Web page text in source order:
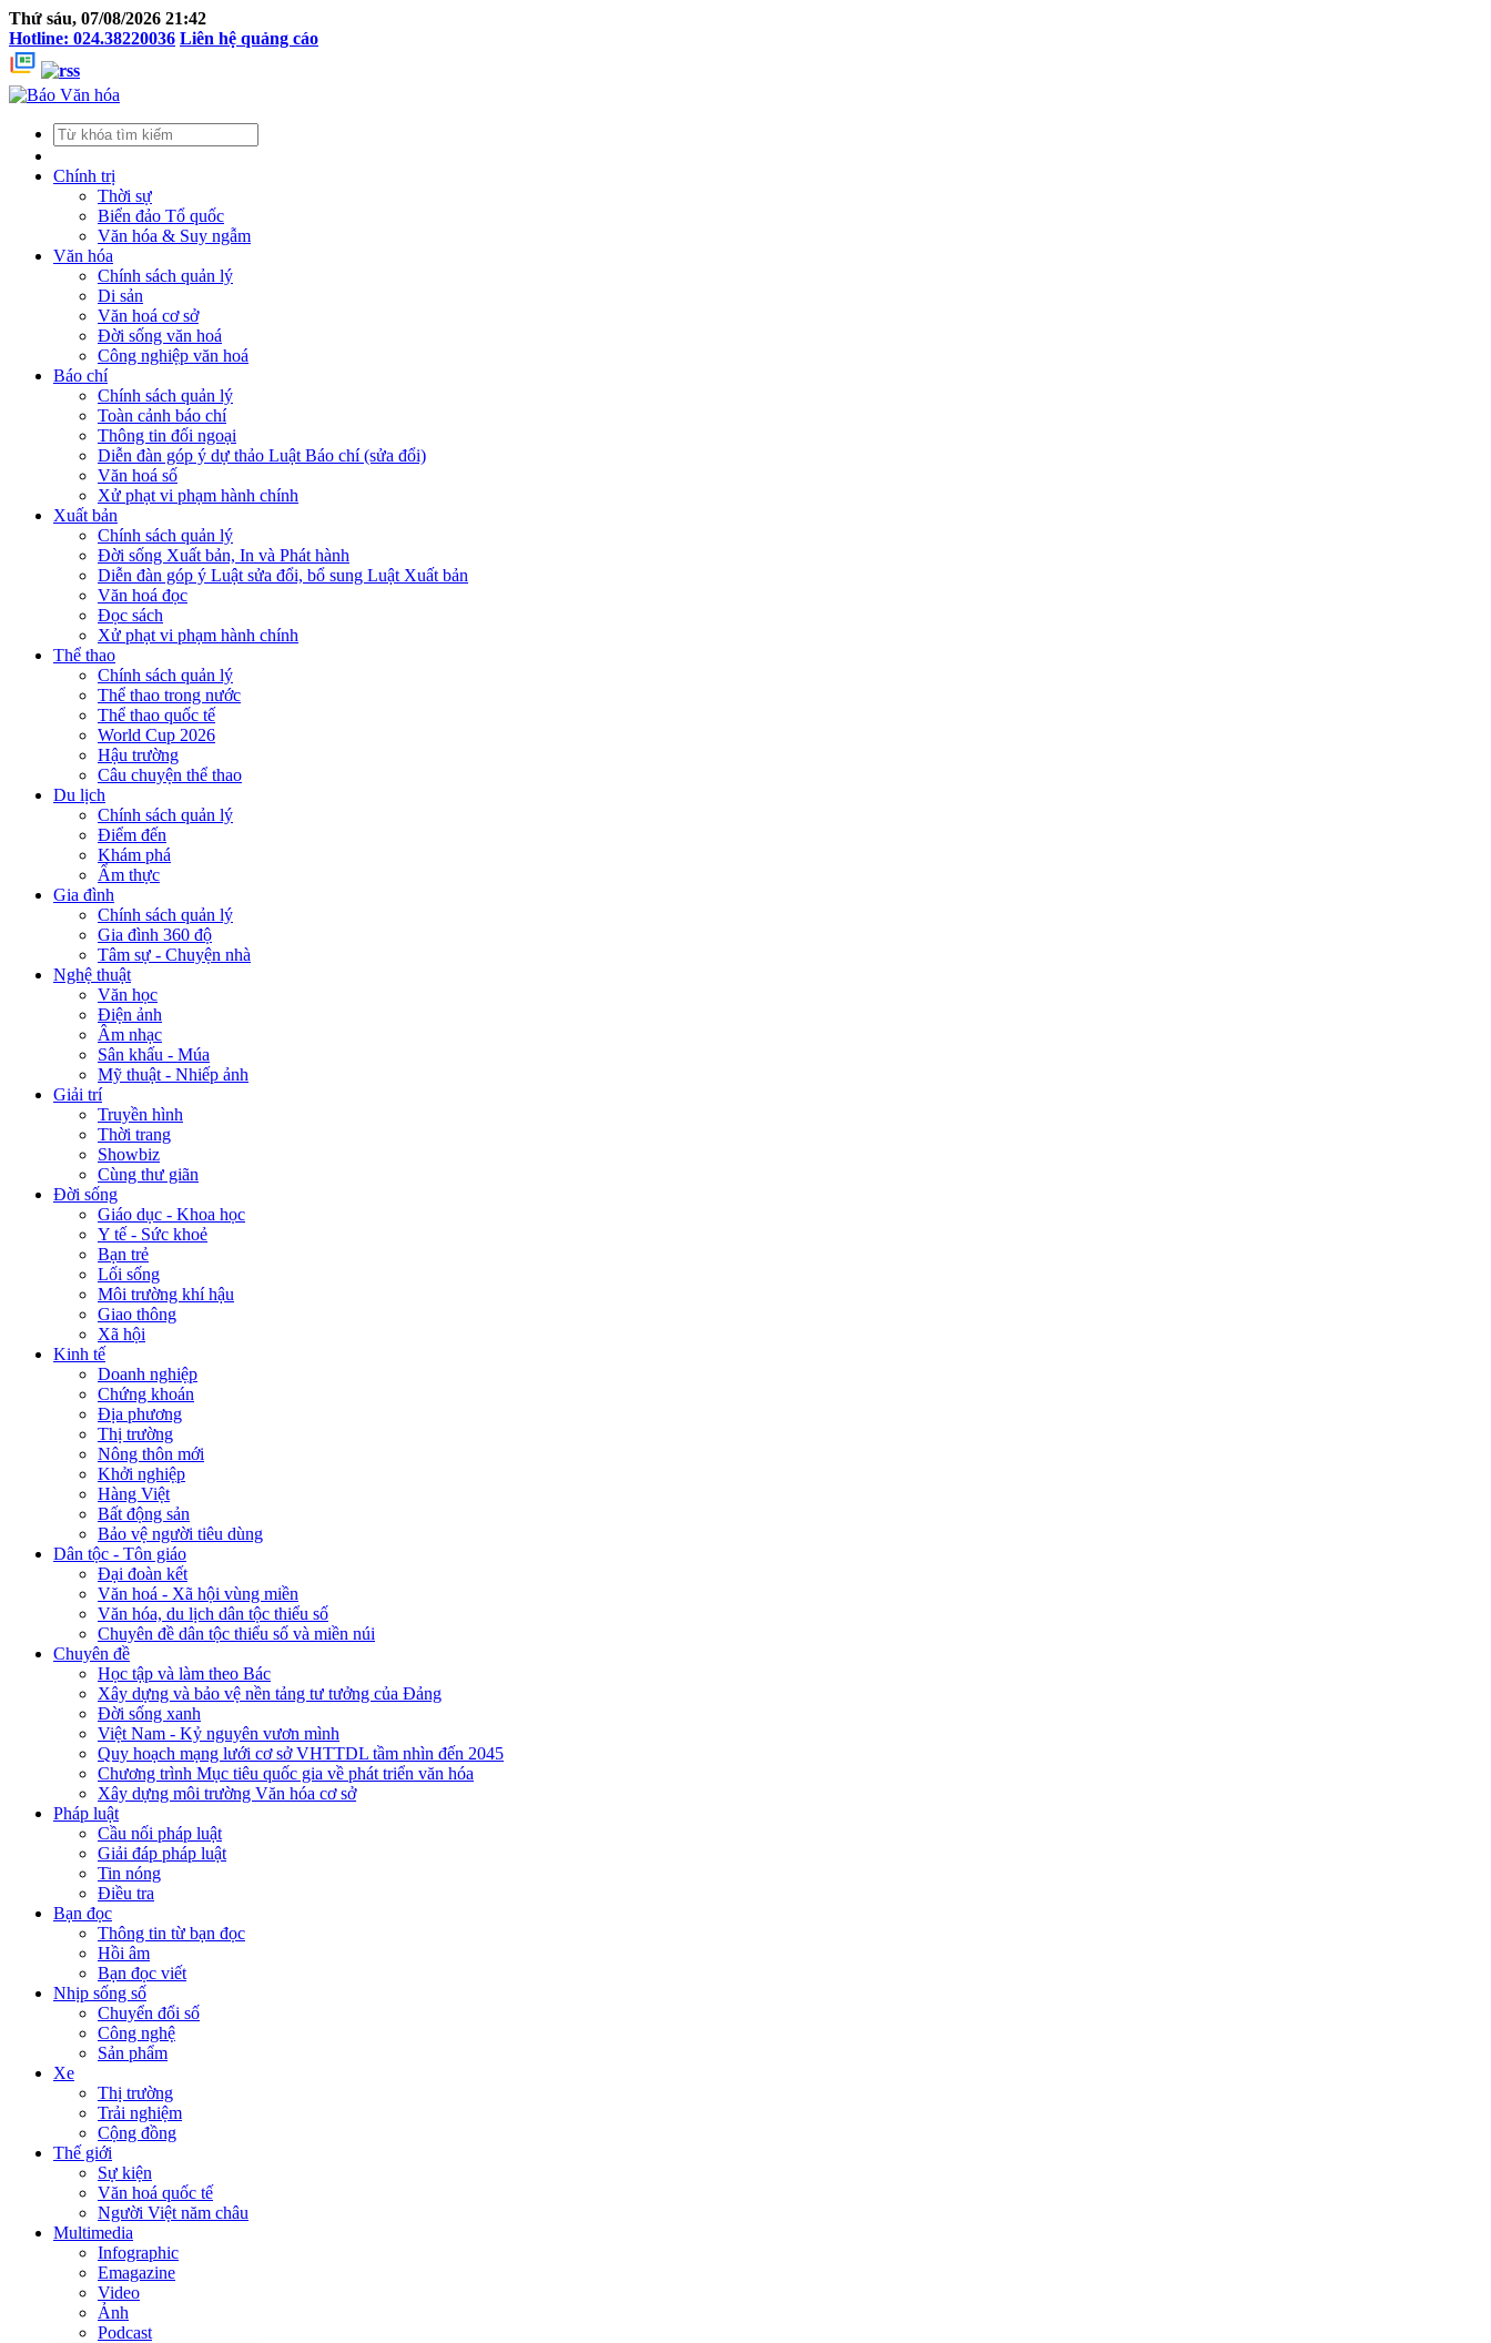
Thứ sáu, 07/08/2026 21:42
Hotline: 024.38220036 Liên hệ quảng cáo
Chính trị
Thời sự
Biển đảo Tổ quốc
Văn hóa & Suy ngẫm
Văn hóa
Chính sách quản lý
Di sản
Văn hoá cơ sở
Đời sống văn hoá
Công nghiệp văn hoá
Báo chí
Chính sách quản lý
Toàn cảnh báo chí
Thông tin đối ngoại
Diễn đàn góp ý dự thảo Luật Báo chí (sửa đổi)
Văn hoá số
Xử phạt vi phạm hành chính
Xuất bản
Chính sách quản lý
Đời sống Xuất bản, In và Phát hành
Diễn đàn góp ý Luật sửa đổi, bổ sung Luật Xuất bản
Văn hoá đọc
Đọc sách
Xử phạt vi phạm hành chính
Thể thao
Chính sách quản lý
Thể thao trong nước
Thể thao quốc tế
World Cup 2026
Hậu trường
Câu chuyện thể thao
Du lịch
Chính sách quản lý
Điểm đến
Khám phá
Ẩm thực
Gia đình
Chính sách quản lý
Gia đình 360 độ
Tâm sự - Chuyện nhà
Nghệ thuật
Văn học
Điện ảnh
Âm nhạc
Sân khấu - Múa
Mỹ thuật - Nhiếp ảnh
Giải trí
Truyền hình
Thời trang
Showbiz
Cùng thư giãn
Đời sống
Giáo dục - Khoa học
Y tế - Sức khoẻ
Bạn trẻ
Lối sống
Môi trường khí hậu
Giao thông
Xã hội
Kinh tế
Doanh nghiệp
Chứng khoán
Địa phương
Thị trường
Nông thôn mới
Khởi nghiệp
Hàng Việt
Bất động sản
Bảo vệ người tiêu dùng
Dân tộc - Tôn giáo
Đại đoàn kết
Văn hoá - Xã hội vùng miền
Văn hóa, du lịch dân tộc thiểu số
Chuyên đề dân tộc thiểu số và miền núi
Chuyên đề
Học tập và làm theo Bác
Xây dựng và bảo vệ nền tảng tư tưởng của Đảng
Đời sống xanh
Việt Nam - Kỷ nguyên vươn mình
Quy hoạch mạng lưới cơ sở VHTTDL tầm nhìn đến 2045
Chương trình Mục tiêu quốc gia về phát triển văn hóa
Xây dựng môi trường Văn hóa cơ sở
Pháp luật
Cầu nối pháp luật
Giải đáp pháp luật
Tin nóng
Điều tra
Bạn đọc
Thông tin từ bạn đọc
Hồi âm
Bạn đọc viết
Nhịp sống số
Chuyển đổi số
Công nghệ
Sản phẩm
Xe
Thị trường
Trải nghiệm
Cộng đồng
Thế giới
Sự kiện
Văn hoá quốc tế
Người Việt năm châu
Multimedia
Infographic
Emagazine
Video
Ảnh
Podcast